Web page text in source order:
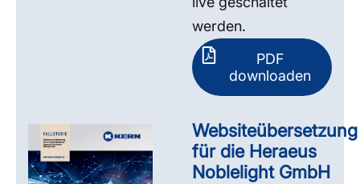
werden.
PDF
downloaden
Websiteübersetzung
für die Heraeus
Noblelight GmbH